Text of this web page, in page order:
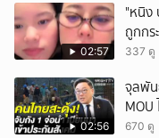
02:57
"หนิง
ถูกกร
หน้าเ
337 ดู
02:56
จุลพัน
แรงงา
670 ดู